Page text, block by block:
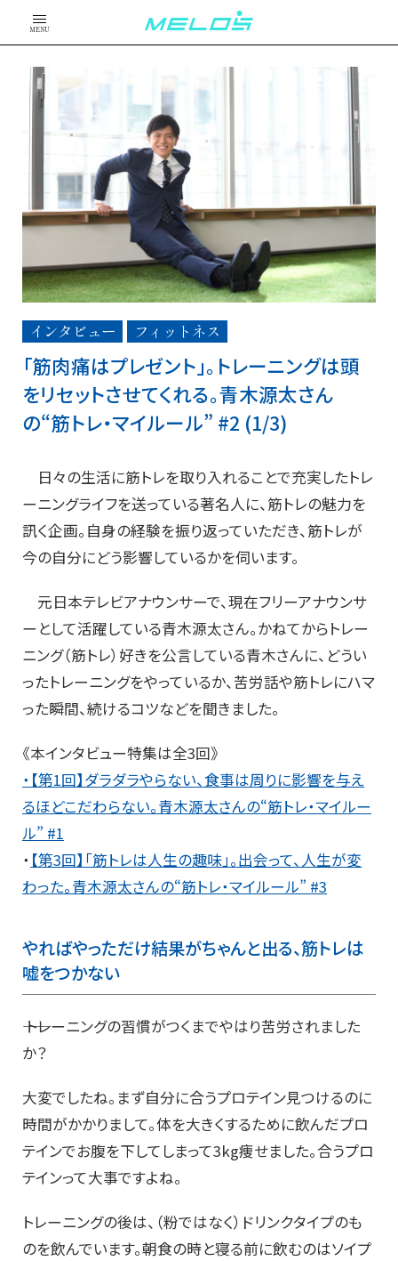
MENU
インタビュー フィットネス
「筋肉痛はプレゼント」。トレーニングは頭
をリセットさせてくれる。青木源太さん
の“筋トレ・マイルール” #2 (1/3)
日々の生活に筋トレを取り入れることで充実したトレ
ーニングライフを送っている著名人に、筋トレの魅力を
訊く企画。自身の経験を振り返っていただき、筋トレが
今の自分にどう影響しているかを伺います。
元日本テレビアナウンサーで、現在フリーアナウンサ
ーとして活躍している青木源太さん。かねてからトレー
ニング（筋トレ）好きを公言している青木さんに、どうい
ったトレーニングをやっているか、苦労話や筋トレにハマ
った瞬間、続けるコツなどを聞きました。
《本インタビュー特集は全3回》
・【第1回】ダラダラやらない、食事は周りに影響を与え
るほどこだわらない。青木源太さんの“筋トレ・マイルー
ル” #1
・ 【第3回】「筋トレは人生の趣味」。出会って、人生が変
わった。青木源太さんの“筋トレ・マイルール” #3
やればやっただけ結果がちゃんと出る、筋トレは
嘘をつかない
―― トレーニングの習慣がつくまでやはり苦労されました
か？
大変でしたね。まず自分に合うプロテイン見つけるのに
時間がかかりまして。体を大きくするために飲んだプロ
テインでお腹を下してしまって3kg痩せました。合うプロ
テインって大事ですよね。
トレーニングの後は、（粉ではなく）ドリンクタイプのも
のを飲んでいます。朝食の時と寝る前に飲むのはソイプ